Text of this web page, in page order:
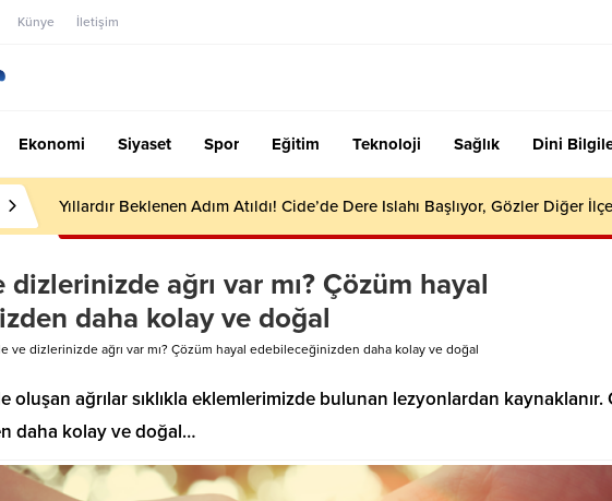
Künye İletişim
Ekonomi Siyaset Spor Eğitim Teknoloji Sağlık Dini
Yıllardır Beklenen Adım Atıldı! Cide’de Dere Islahı Başlıyor, Gözler Diğer
ağrı var mı? Çözüm hayal
daha kolay ve doğal
ve dizlerinizde ağrı var mı? Çözüm hayal edebileceğinizden daha kolay ve doğal
oluşan ağrılar sıklıkla eklemlerimizde bulunan lezyonlardan kaynaklanır.
daha kolay ve doğal…